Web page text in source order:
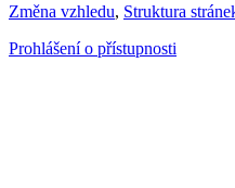
Změna vzhledu, Struktura
Prohlášení o přístupnosti